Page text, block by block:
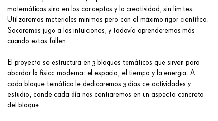
matemáticas sino en los conceptos y la creatividad, sin límites.
Utilizaremos materiales mínimos pero con el máximo rigor científico.
Sacaremos jugo a las intuiciones, y todavía aprenderemos más
cuando estas fallen.
El proyecto se estructura en 3 bloques temáticos que sirven para
abordar la física moderna: el espacio, el tiempo y la energía. A
cada bloque temático le dedicaremos 3 días de actividades y
estudio, donde cada día nos centraremos en un aspecto concreto
del bloque.